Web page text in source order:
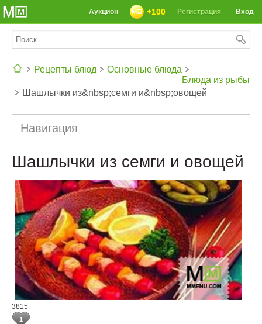
СЕГОДНЯ: 39142 РЕЦЕПТА
Вход
Регистрация
+100
Аукцион
Рецепты блюд
Основные блюда
Блюда из рыбы
Шашлычки из&nbsp;семги и&nbsp;овощей
Навигация
Шашлычки из семги и овощей
3815
1